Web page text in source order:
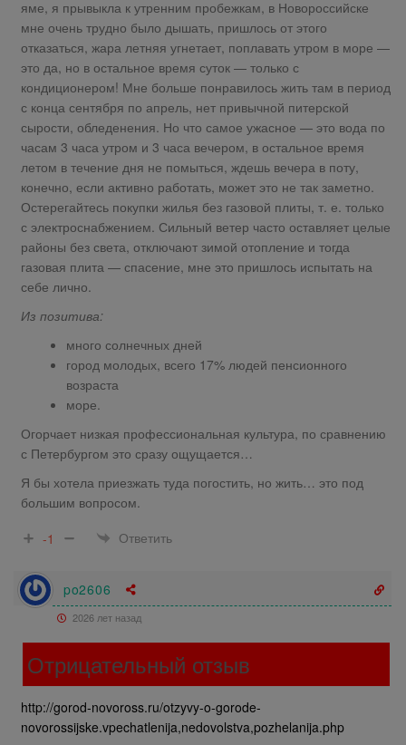
яме, я прывыкла к утренним пробежкам, в Новороссийске
мне очень трудно было дышать, пришлось от этого
отказаться, жара летняя угнетает, поплавать утром в море —
это да, но в остальное время суток — только с
кондиционером! Мне больше понравилось жить там в период
с конца сентября по апрель, нет привычной питерской
сырости, обледенения. Но что самое ужасное — это вода по
часам 3 часа утром и 3 часа вечером, в остальное время
летом в течение дня не помыться, ждешь вечера в поту,
конечно, если активно работать, может это не так заметно.
Остерегайтесь покупки жилья без газовой плиты, т. е. только
с электроснабжением. Сильный ветер часто оставляет целые
районы без света, отключают зимой отопление и тогда
газовая плита — спасение, мне это пришлось испытать на
себе лично.
Из позитива:
много солнечных дней
город молодых, всего 17% людей пенсионного
возраста
море.
Огорчает низкая профессиональная культура, по сравнению
с Петербургом это сразу ощущается…
Я бы хотела приезжать туда погостить, но жить… это под
большим вопросом.
-1
Ответить
po2606
2026 лет назад
Отрицательный отзыв
http://gorod-novoross.ru/otzyvy-o-gorode-
novorossijske.vpechatlenija,nedovolstva,pozhelanija.php